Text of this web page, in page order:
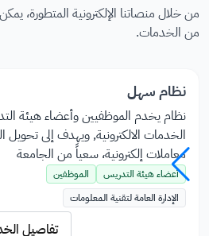
من خلال منصاتنا الإلكترونية المتطورة،
من الخدمات.
نظام سهل
نظام يخدم الموظفيين وأعضاء هيئة
الخدمات الالكترونية, ويهدف إلى تحويل
معاملات إلكترونية، سعياً من الجامعة
أعضاء هيئة التدريس
الموظفين
الإدارة العامة لتقنية المعلومات
تفاصيل